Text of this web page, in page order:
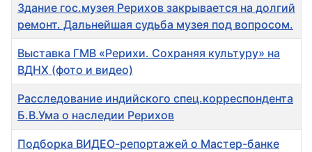
Здание гос.музея Рерихов закрывается на долгий
ремонт. Дальнейшая судьба музея под вопросом.
Выставка ГМВ «Рерихи. Сохраняя культуру» на
ВДНХ (фото и видео)
Расследование индийского спец.корреспондента
Б.В.Ума о наследии Рерихов
Подборка ВИДЕО-репортажей о Мастер-банке